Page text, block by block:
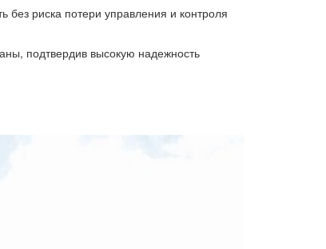
без риска потери управления и контроля
подтвердив высокую надежность